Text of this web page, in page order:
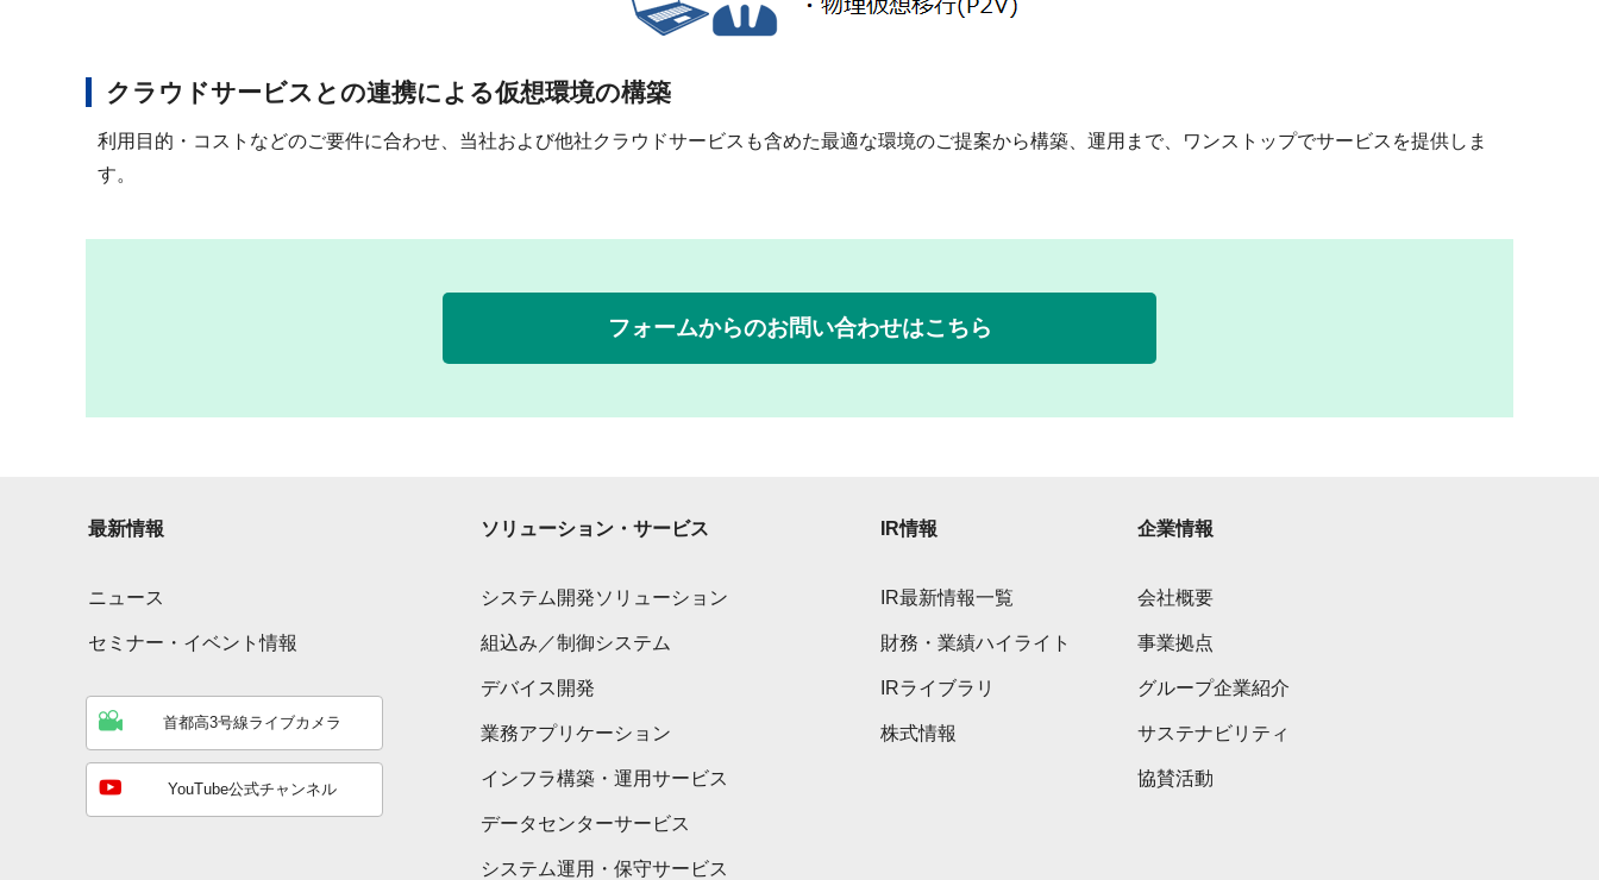
クラウドサービスとの連携による仮想環境の構築
利用目的・コストなどのご要件に合わせ、当社および他社クラウドサービスも含めた最適な環境のご提案から構築、運用まで、ワンストップでサービスを提供しま
す。
フォームからのお問い合わせはこちら
最新情報
ニュース
セミナー・イベント情報
首都高3号線ライブカメラ
YouTube公式チャンネル
ソリューション・サービス
システム開発ソリューション
組込み／制御システム
デバイス開発
業務アプリケーション
インフラ構築・運用サービス
データセンターサービス
システム運用・保守サービス
IR情報
IR最新情報一覧
財務・業績ハイライト
IRライブラリ
株式情報
企業情報
会社概要
事業拠点
グループ企業紹介
サステナビリティ
協賛活動